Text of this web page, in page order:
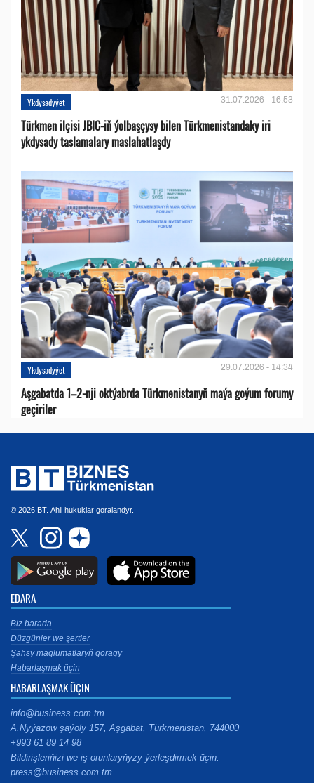
Ykdysadyýet 31.07.2026 - 16:53
Türkmen ilçisi JBIC-iň ýolbaşçysy bilen Türkmenistandaky iri
ykdysady taslamalary maslahatlaşdy
Ykdysadyýet 29.07.2026 - 14:34
Aşgabatda 1–2-nji oktýabrda Türkmenistanyň maýa goýum forumy
geçiriler
© 2026 BT. Ähli hukuklar goralandyr.
EDARA
Biz barada
Düzgünler we şertler
Şahsy maglumatlaryň goragy
Habarlaşmak üçin
HABARLAŞMAK ÜÇIN
info@business.com.tm
A.Nyýazow şaýoly 157, Aşgabat, Türkmenistan, 744000
+993 61 89 14 98
Bildirişleriňizi we iş orunlaryňyzy ýerleşdirmek üçin:
press@business.com.tm